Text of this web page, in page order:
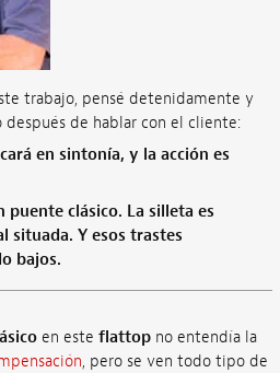
trabajo, pensé detenidamente y
de hablar con el cliente:
en sintonía, y la acción es
puente clásico. La silleta es
situada. Y esos trastes
bajos.
en este flattopno entendía la
, pero se ven todo tipo de